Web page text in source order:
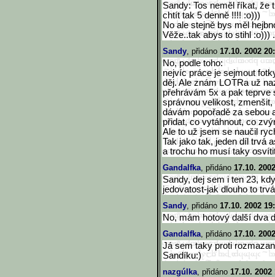
Sandy: Tos neměl říkat, že
chtít tak 5 denně !!!! :o)))
No ale stejně bys měl
Věže..tak abys to stihl :o)))
Sandy, přidáno 17.10. 2002
No, podle toho:
nejvíc práce je sejmout
děj. Ale znám LOTRa už
přehrávám 5x a pak teprve
správnou velikost,
dávám popořadě za sebou
přidat, co vytáhnout, co
Ale to už jsem se naučil
Tak jako tak, jeden díl trvá
a trochu ho musí taky
Gandalfka, přidáno 17.10.
Sandy, dej sem i ten 23,
jedovatost-jak dlouho to
Sandy, přidáno 17.10. 2002
No, mám hotový další dva
Gandalfka, přidáno 17.10.
Já sem taky proti
Sandíku:)
nazgúlka, přidáno 17.10. 2002